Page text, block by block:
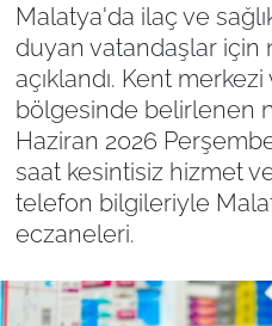
Malatya'da ilaç ve
duyan vatandaşlar için
açıklandı. Kent
bölgesinde belirlenen
Haziran 2026
saat kesintisiz hizmet
telefon bilgileriyle
eczaneleri.